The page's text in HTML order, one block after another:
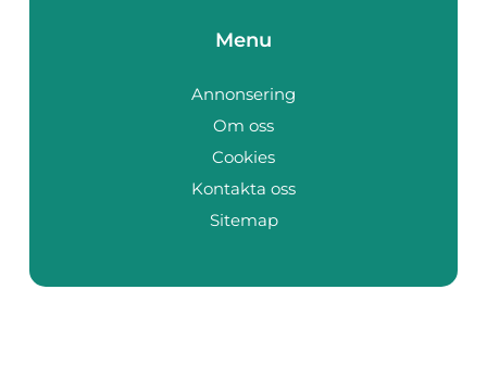
Menu
Annonsering
Om oss
Cookies
Kontakta oss
Sitemap